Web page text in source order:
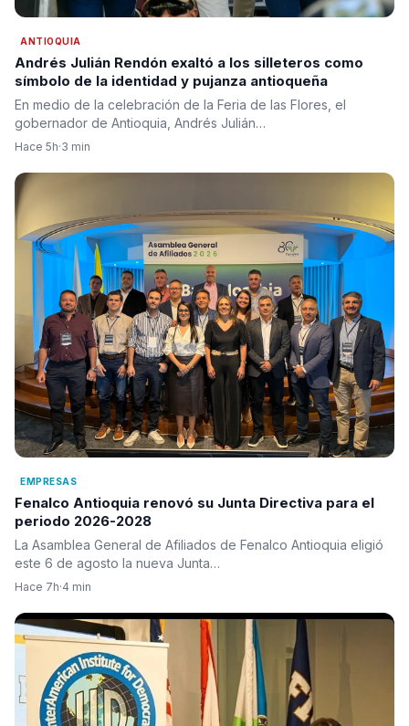
ANTIOQUIA
Andrés Julián Rendón exaltó a los silleteros como
símbolo de la identidad y pujanza antioqueña
En medio de la celebración de la Feria de las Flores, el
gobernador de Antioquia, Andrés Julián…
Hace 5h·3 min
EMPRESAS
Fenalco Antioquia renovó su Junta Directiva para el
periodo 2026-2028
La Asamblea General de Afiliados de Fenalco Antioquia eligió
este 6 de agosto la nueva Junta…
Hace 7h·4 min